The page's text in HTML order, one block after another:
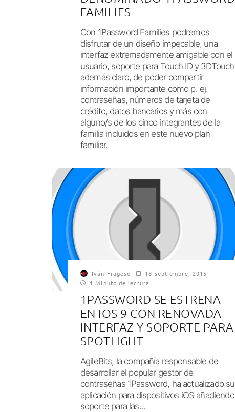
FAMILIES
Con 1Password Families podremos
disfrutar de un diseño impecable, una
interfaz extremadamente amigable con el
usuario, soporte para Touch ID y 3DTouch
además claro, de poder compartir
información importante como p. ej.
contraseñas, números de tarjeta de
crédito, datos bancarios y más con
alguno/s de los cinco integrantes de la
familia incluidos en este nuevo plan
familiar.
Iván Fragoso
18 septiembre, 2015
1 Minuto de lectura
1PASSWORD SE ESTRENA
EN IOS 9 CON RENOVADA
INTERFAZ Y SOPORTE PARA
SPOTLIGHT
AgileBits, la compañía responsable de
desarrollar el popular gestor de
contraseñas 1Password, ha actualizado su
aplicación para dispositivos iOS añadiendo
soporte para las...